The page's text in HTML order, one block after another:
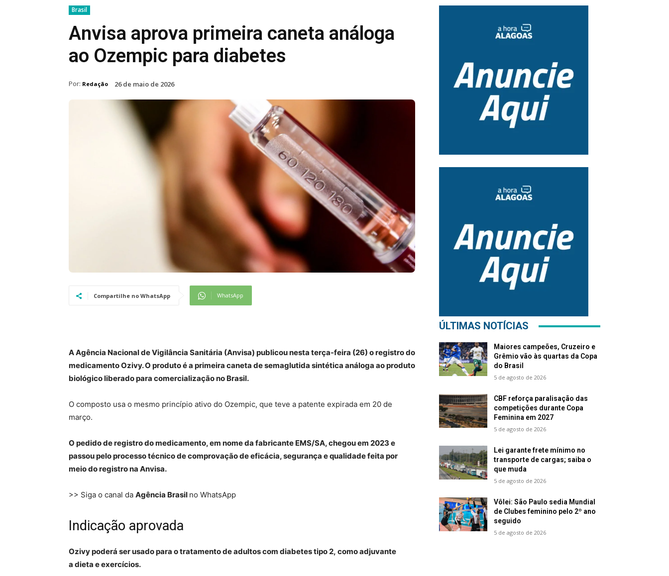
Brasil
Anvisa aprova primeira caneta análoga
ao Ozempic para diabetes
Por: Redação 26 de maio de 2026
Compartilhe no WhatsApp WhatsApp
A Agência Nacional de Vigilância Sanitária (Anvisa) publicou nesta terça-feira (26) o registro do
medicamento Ozivy. O produto é a primeira caneta de semaglutida sintética análoga ao produto
biológico liberado para comercialização no Brasil.
O composto usa o mesmo princípio ativo do Ozempic, que teve a patente expirada em 20 de
março.
O pedido de registro do medicamento, em nome da fabricante EMS/SA, chegou em 2023 e
passou pelo processo técnico de comprovação de eficácia, segurança e qualidade feita por
meio do registro na Anvisa.
>> Siga o canal da Agência Brasil no WhatsApp
Indicação aprovada
Ozivy poderá ser usado para o tratamento de adultos com diabetes tipo 2, como adjuvante
a dieta e exercícios.
ÚLTIMAS NOTÍCIAS
Maiores campeões, Cruzeiro e
Grêmio vão às quartas da Copa
do Brasil
5 de agosto de 2026
CBF reforça paralisação das
competições durante Copa
Feminina em 2027
5 de agosto de 2026
Lei garante frete mínimo no
transporte de cargas; saiba o
que muda
5 de agosto de 2026
Vôlei: São Paulo sedia Mundial
de Clubes feminino pelo 2º ano
seguido
5 de agosto de 2026